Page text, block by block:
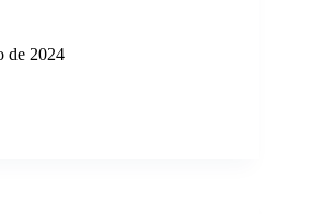
de 2024